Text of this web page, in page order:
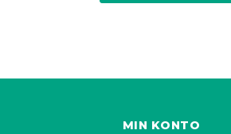
MIN KONTO